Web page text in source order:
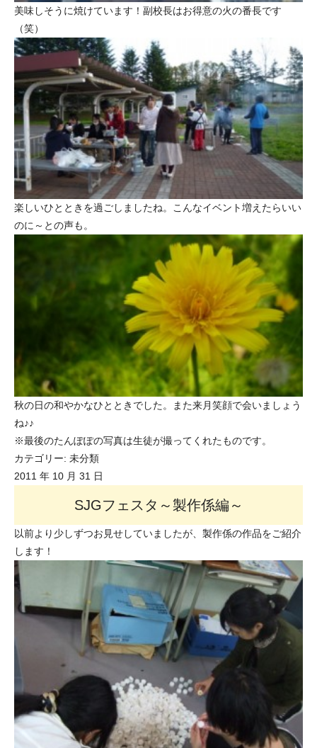
美味しそうに焼けています！副校長はお得意の火の番長です
（笑）
楽しいひとときを過ごしましたね。こんなイベント増えたらいい
のに～との声も。
秋の日の和やかなひとときでした。また来月笑顔で会いましょう
ね♪♪
※最後のたんぽぽの写真は生徒が撮ってくれたものです。
カテゴリー: 未分類
2011 年 10 月 31 日
SJGフェスタ～製作係編～
以前より少しずつお見せしていましたが、製作係の作品をご紹介
します！